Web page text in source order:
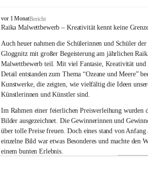
V
o
k
s
s
c
h
u
l
e
G
l
o
g
g
n
vor 1 MonatBericht
Raika Malwettbewerb – Kreativität kennt keine
Auch heuer nahmen die Schülerinnen und Schüler
Gloggnitz mit großer Begeisterung am jährlichen
Malwettbewerb teil. Mit viel Fantasie, Kreativität
Detail entstanden zum Thema “Ozeane und Meere”
Kunstwerke, die zeigten, wie vielfältig die Ideen
Künstlerinnen und Künstler sind.
Im Rahmen einer feierlichen Preisverleihung wurden
Bilder ausgezeichnet. Die Gewinnerinnen und
über tolle Preise freuen. Doch eines stand von Anfang
einzelne Bild war etwas Besonderes und machte den
einem bunten Erlebnis.